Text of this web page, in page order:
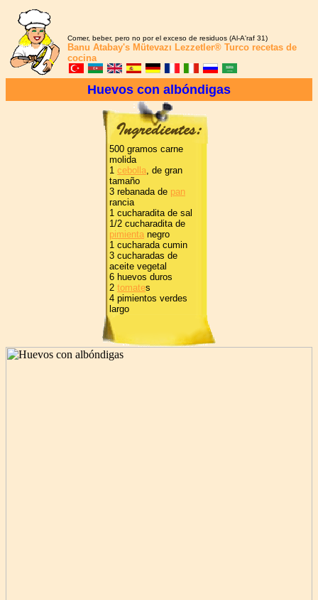
Comer, beber, pero no por el exceso de residuos (Al-A'raf 31)
Banu Atabay's Mütevazı Lezzetler® Turco recetas de
cocina
Huevos con albóndigas
500 gramos carne
molida
1 cebolla, de gran
tamaño
3 rebanada de pan
rancia
1 cucharadita de sal
1/2 cucharadita de
pimienta negro
1 cucharada cumin
3 cucharadas de
aceite vegetal
6 huevos duros
2 tomates
4 pimientos verdes
largo